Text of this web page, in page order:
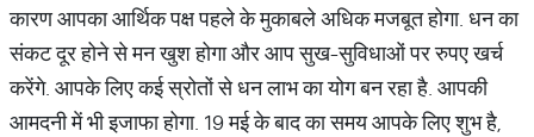
कारण आपका आर्थिक पक्ष पहले के मुकाबले अधिक मजबूत होगा. धन का
संकट दूर होने से मन खुश होगा और आप सुख-सुविधाओं पर रुपए खर्च
करेंगे. आपके लिए कई स्रोतों से धन लाभ का योग बन रहा है. आपकी
आमदनी में भी इजाफा होगा. 19 मई के बाद का समय आपके लिए शुभ है,